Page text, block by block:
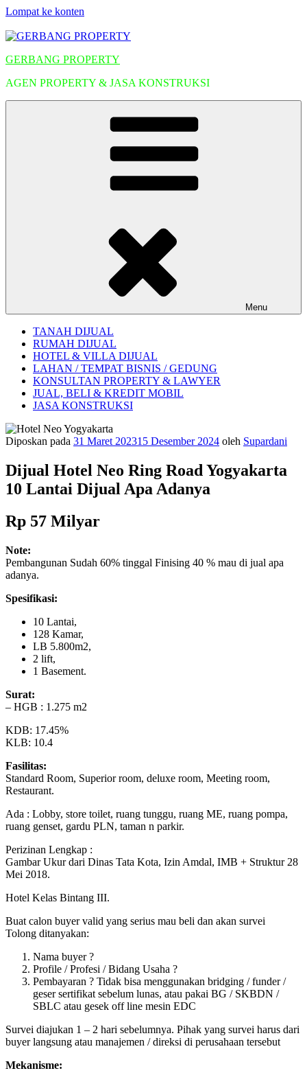
Lompat ke konten
GERBANG PROPERTY
AGEN PROPERTY & JASA KONSTRUKSI
Menu
TANAH DIJUAL
RUMAH DIJUAL
HOTEL & VILLA DIJUAL
LAHAN / TEMPAT BISNIS / GEDUNG
KONSULTAN PROPERTY & LAWYER
JUAL, BELI & KREDIT MOBIL
JASA KONSTRUKSI
Diposkan pada 31 Maret 202315 Desember 2024 oleh Supardani
Dijual Hotel Neo Ring Road Yogyakarta
10 Lantai Dijual Apa Adanya
Rp 57 Milyar
Note:
Pembangunan Sudah 60% tinggal Finising 40 % mau di jual apa
adanya.
Spesifikasi:
10 Lantai,
128 Kamar,
LB 5.800m2,
2 lift,
1 Basement.
Surat:
– HGB : 1.275 m2
KDB: 17.45%
KLB: 10.4
Fasilitas:
Standard Room, Superior room, deluxe room, Meeting room,
Restaurant.
Ada : Lobby, store toilet, ruang tunggu, ruang ME, ruang pompa,
ruang genset, gardu PLN, taman n parkir.
Perizinan Lengkap :
Gambar Ukur dari Dinas Tata Kota, Izin Amdal, IMB + Struktur 28
Mei 2018.
Hotel Kelas Bintang III.
Buat calon buyer valid yang serius mau beli dan akan survei
Tolong ditanyakan:
Nama buyer ?
Profile / Profesi / Bidang Usaha ?
Pembayaran ? Tidak bisa menggunakan bridging / funder /
geser sertifikat sebelum lunas, atau pakai BG / SKBDN /
SBLC atau gesek off line mesin EDC
Survei diajukan 1 – 2 hari sebelumnya. Pihak yang survei harus dari
buyer langsung atau manajemen / direksi di perusahaan tersebut
Mekanisme: